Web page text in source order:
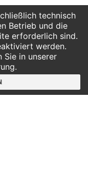
technisch
Betrieb und die
erforderlich sind.
werden.
Sie in unserer